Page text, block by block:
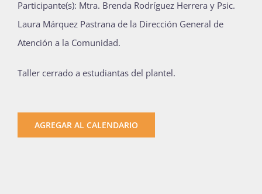
Participante(s): Mtra. Brenda Rodríguez Herrera y Psic.
Laura Márquez Pastrana de la Dirección General de
Atención a la Comunidad.
Taller cerrado a estudiantas del plantel.
AGREGAR AL CALENDARIO